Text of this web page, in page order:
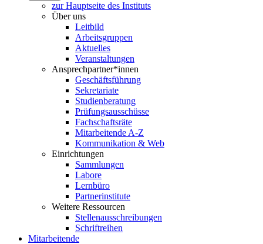
zur Hauptseite des Instituts
Über uns
Leitbild
Arbeitsgruppen
Aktuelles
Veranstaltungen
Ansprechpartner*innen
Geschäftsführung
Sekretariate
Studienberatung
Prüfungsausschüsse
Fachschaftsräte
Mitarbeitende A-Z
Kommunikation & Web
Einrichtungen
Sammlungen
Labore
Lernbüro
Partnerinstitute
Weitere Ressourcen
Stellenausschreibungen
Schriftreihen
Mitarbeitende